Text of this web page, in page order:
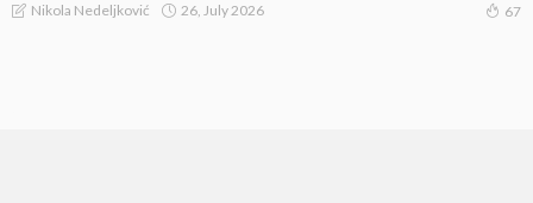
Nikola Nedeljković 26, July 2026 67